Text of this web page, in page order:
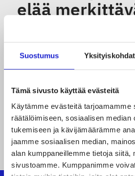
Suostumus Yksityiskohdat
Tämä sivusto käyttää evästeitä
Käytämme evästeitä tarjoamamme
räätälöimiseen, sosiaalisen median
tukemiseen ja kävijämäärämme
jaamme sosiaalisen median,
alan kumppaneillemme tietoja siitä,
sivustoamme. Kumppanimme
elää
toimialan
kokoavaa ja
toimialarajat